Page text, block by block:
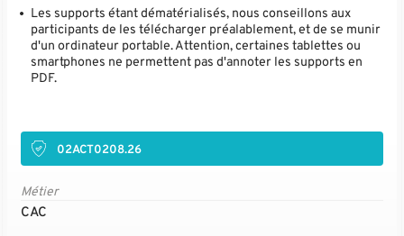
Les supports étant dématérialisés, nous conseillons aux
participants de les télécharger préalablement, et de se munir
d'un ordinateur portable. Attention, certaines tablettes ou
smartphones ne permettent pas d'annoter les supports en
PDF.
02ACT0208.26
Métier
CAC